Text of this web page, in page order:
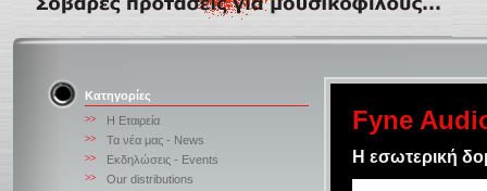
Κατηγορίες
>> Η Εταιρεία
>> Τα νέα μας - News
>> Εκδηλώσεις - Events
>> Our distributions
Fyne
Η εσωτερική